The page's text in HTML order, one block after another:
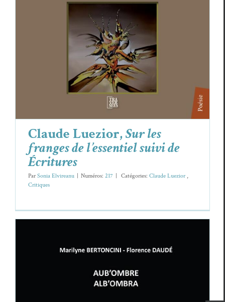
Claude Luezior,Sur les franges de l’essentiel
suivi de Écritures
Claude Luezior Cri­tiques
Claude Luezior,Sur les
franges de l’essentiel suivi de
Écritures
ParSonia Elvireanu | Numéros: 217 | Caté­gories: Claude Luezior,
Cri­tiques